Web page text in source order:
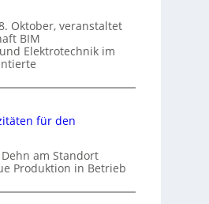
Oktober, veranstaltet
BIM
Elektrotechnik im
für den
am Standort
Produktion in Betrieb